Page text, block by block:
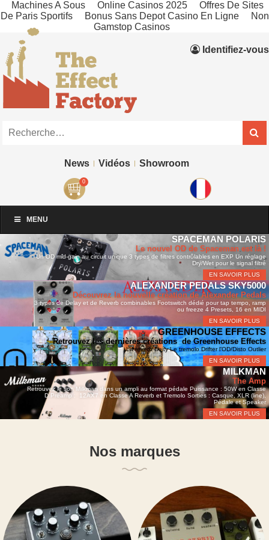
Machines A Sous Online Casinos 2025
Offres De Sites
De Paris Sportifs
Bonus Sans Depot Casino En Ligne
Non
Gamstop Casinos
Identifiez-vous
News Vidéos Showroom
0
MENU
SPACEMAN POLARIS
Le nouvel OD de Spaceman est là !
Un OD mid-gain au circuit unique 3 types de filtres contrôlables en EXP Un réglage
Dry/Wet pour le signal filtré
EN SAVOIR PLUS
ALEXANDER PEDALS SKY5000
Découvrez la nouvelle création de Alexander Pedals
3 types de Delay et de Reverb combinables Footswitch dédié pour tap tempo, ramp
ou freeze 4 Presets, 16 en MIDI
EN SAVOIR PLUS
GREENHOUSE EFFECTS
Retrouvez lesdernières créations de Greenhouse Effects
La reverb DeityLe tremolo Drifterl’OD/Disto Outlier
EN SAVOIR PLUS
MILKMAN
The Amp
Retrouvez le son Milkman dans un ampli au format pédale Puissance : 50W en Classe
DPréamp : 12AX7 en Classe A Reverb et Tremolo Sorties : Casque, XLR (line),
Pédale et Speaker
EN SAVOIR PLUS
Nos marques